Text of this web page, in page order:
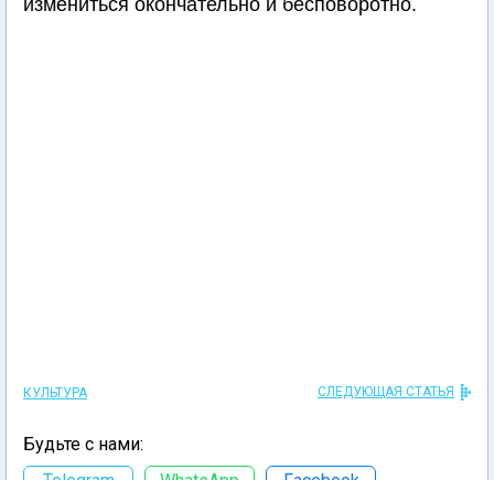
измениться окончательно и бесповоротно.
КУЛЬТУРА СЛЕДУЮЩАЯ СТАТЬЯ
Будьте с нами: